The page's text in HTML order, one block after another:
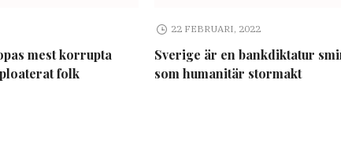
mest korrupta
folk
22 FEBRUARI, 2022
Sverige är en bankdiktatur
som humanitär stormakt